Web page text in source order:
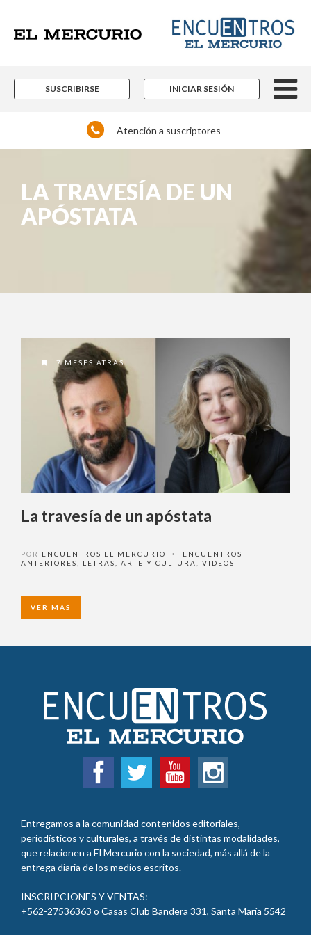
SUSCRIBIRSE INICIAR SESIÓN
Atención a suscriptores
LA TRAVESÍA DE UN
APÓSTATA
7 MESES ATRAS
La travesía de un apóstata
POR ENCUENTROS EL MERCURIO •
ENCUENTROS
ANTERIORES
LETRAS, ARTE Y CULTURA VIDEOS
VER MAS
Entregamos a la comunidad contenidos editoriales,
periodísticos y culturales, a través de distintas modalidades,
que relacionen a El Mercurio con la sociedad, más allá de la
entrega diaria de los medios escritos.
INSCRIPCIONES Y VENTAS:
+562-27536363 o Casas Club Bandera 331, Santa María 5542